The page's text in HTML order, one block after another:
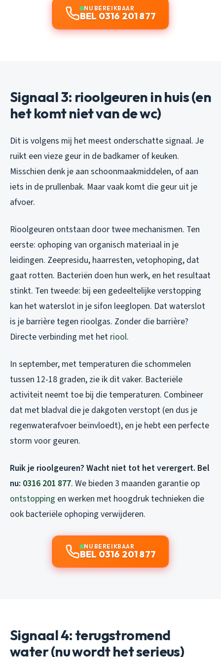
NU BEREIKBAAR
BEL 0316 201 877
Signaal 3: rioolgeuren in huis (en
het komt niet van de wc)
Dit is volgens mij het meest onderschatte signaal. Je
ruikt een vieze geur in de badkamer of keuken.
Misschien denk je aan schoonmaakmiddelen, of aan
iets in de prullenbak. Maar vaak komt die geur uit je
afvoer.
Rioolgeuren ontstaan door twee mechanismen. Ten
eerste: ophoping van organisch materiaal in je
leidingen. Zeepresidu, haarresten, vetophoping, dat
gaat rotten. Bacteriën doen hun werk, en het resultaat
stinkt. Ten tweede: bij een gedeeltelijke verstopping
kan het waterslot in je sifon leeglopen. Dat waterslot
is je barrière tegen rioolgas. Zonder die barrière?
Directe verbinding met het riool.
In september, met temperaturen die schommelen
tussen 12-18 graden, zie ik dit vaker. Bacteriële
activiteit neemt toe bij die temperaturen. Combineer
dat met bladval die je dakgoten verstopt (en dus je
regenwaterafvoer beïnvloedt), en je hebt een perfecte
storm voor geuren.
Ruik je rioolgeuren? Wacht niet tot het verergert. Bel
nu: 0316 201 877. We bieden 3 maanden garantie op
ontstopping en werken met hoogdruk technieken die
ook bacteriële ophoping verwijderen.
NU BEREIKBAAR
BEL 0316 201 877
Signaal 4: terugstromend
water (nu wordt het serieus)